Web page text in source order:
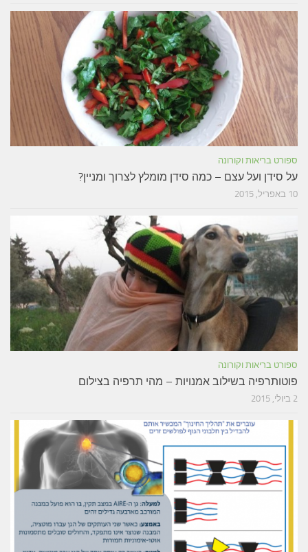
ספורט בריאות וקורונה
על סידן ועל עצם – כמה סידן מומלץ לצרוך ומניין?
10 באפריל, 2015
ספורט בריאות וקורונה
פוטותרפיה בשילוב אמנויות – מהי תרפיה בצילום
2 ביולי, 2015